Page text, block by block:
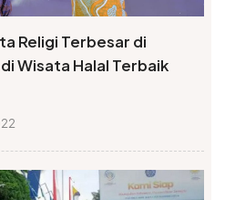
Religi Terbesar di
Wisata Halal Terbaik